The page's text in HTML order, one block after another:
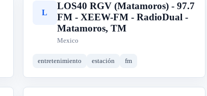
L
LOS40 RGV (Matamoros) - 97.7
FM - XEEW-FM - RadioDual -
Matamoros, TM
Mexico
entretenimiento estación fm